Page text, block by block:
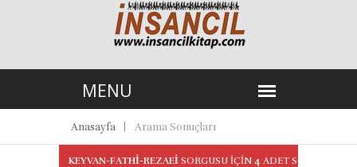
Anasayfa Arama Sonuçları
KEYVAN-FATHI-REZAEI SORGUSU IÇIN 4 ADET SONUÇ